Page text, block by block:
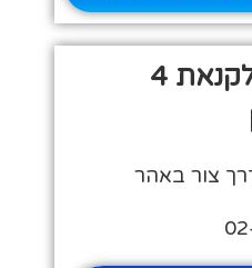
גן ילדים פחר אלקנאת 4
צור באהר